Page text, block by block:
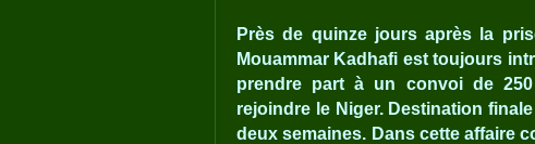
Près de quinze jours après la
Mouammar Kadhafi est toujours
prendre part à un convoi de
rejoindre le Niger. Destination
deux semaines. Dans cette affaire